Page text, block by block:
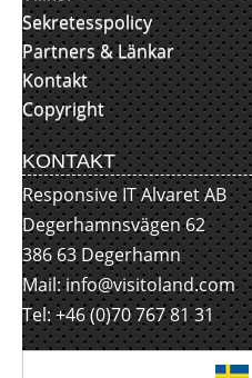
Sekretesspolicy
Partners & Länkar
Kontakt
Copyright
KONTAKT
Responsive IT Alvaret AB
Degerhamnsvägen 62
386 63 Degerhamn
Mail:info@visitoland.com
Tel: +46 (0)70 767 81 31